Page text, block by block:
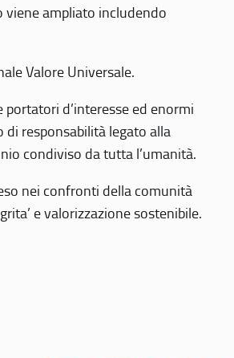
viene ampliato includendo
Valore Universale.
d’interesse ed enormi
di responsabilità legato alla
condiviso da tutta l’umanità.
nei confronti della comunità
e valorizzazione sostenibile.